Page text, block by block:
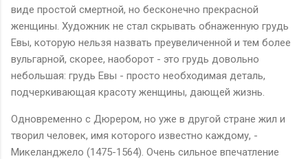
виде простой смертной, но бесконечно прекрасной
женщины. Художник не стал скрывать обнаженную грудь
Евы, которую нельзя назвать преувеличенной и тем более
вульгарной, скорее, наоборот - это грудь довольно
небольшая: грудь Евы - просто необходимая деталь,
подчеркивающая красоту женщины, дающей жизнь.
Одновременно с Дюрером, но уже в другой стране жил и
творил человек, имя которого известно каждому, -
Микеланджело (1475-1564). Очень сильное впечатление